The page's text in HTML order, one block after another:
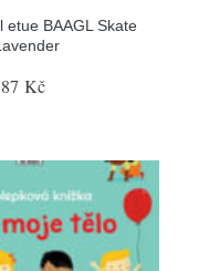
etue BAAGL Skate
Kč